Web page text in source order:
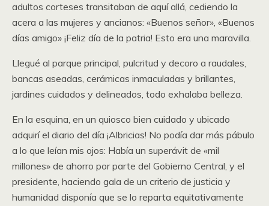
adultos corteses transitaban de aquí allá, cediendo la
acera a las mujeres y ancianos: «Buenos señor», «Buenos
días amigo» ¡Feliz día de la patria! Esto era una maravilla.
Llegué al parque principal, pulcritud y decoro a raudales,
bancas aseadas, cerámicas inmaculadas y brillantes,
jardines cuidados y delineados, todo exhalaba belleza.
En la esquina, en un quiosco bien cuidado y ubicado
adquirí el diario del día ¡Albricias! No podía dar más pábulo
a lo que leían mis ojos: Había un superávit de «mil
millones» de ahorro por parte del Gobierno Central, y el
presidente, haciendo gala de un criterio de justicia y
humanidad disponía que se lo reparta equitativamente